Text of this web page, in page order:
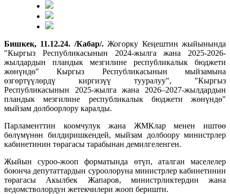
Бишкек, 11.12.24. /Кабар/.Жогорку Кеңештин жыйынында
"Кыргыз Республикасынын 2024-жылга жана 2025-2026-
жылдардын пландык мезгилине республикалык бюджети
жөнүндө" Кыргыз Республикасынын мыйзамына
өзгөртүүлөрдү киргизүү тууралуу", "Кыргыз
Республикасынын 2025-жылга жана 2026–2027-жылдардын
пландык мезгилине республикалык бюджети жөнүндө"
мыйзам долбоорлору каралды.
Парламенттин коомчулук жана ЖМКлар менен иштөө
бөлүмүнөн билдиришкендей, мыйзам долбоору министрлер
кабинетинин төрагасы тарабынан демилгеленген.
Жыйын суроо-жооп форматында өтүп, аталган маселелер
боюнча депутаттардын суроолоруна министрлер кабинетинин
төрагасы Акылбек Жапаров, министрликтердин жана
ведомстволордун жетекчилери жооп беришти.